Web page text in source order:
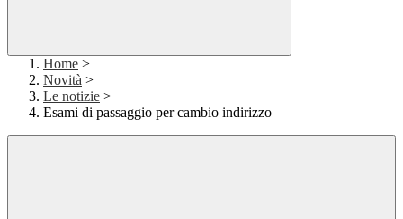
Home >
Novità >
Le notizie >
Esami di passaggio per cambio indirizzo